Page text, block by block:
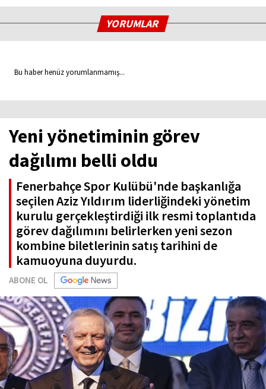
YORUMLAR
Bu haber henüz yorumlanmamış...
Yeni yönetiminin görev
dağılımı belli oldu
Fenerbahçe Spor Kulübü'nde başkanlığa
seçilen Aziz Yıldırım liderliğindeki yönetim
kurulu gerçekleştirdiği ilk resmi toplantıda
görev dağılımını belirlerken yeni sezon
kombine biletlerinin satış tarihini de
kamuoyuna duyurdu.
ABONE OL